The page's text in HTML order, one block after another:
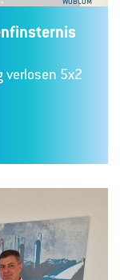
verlosen 5x2